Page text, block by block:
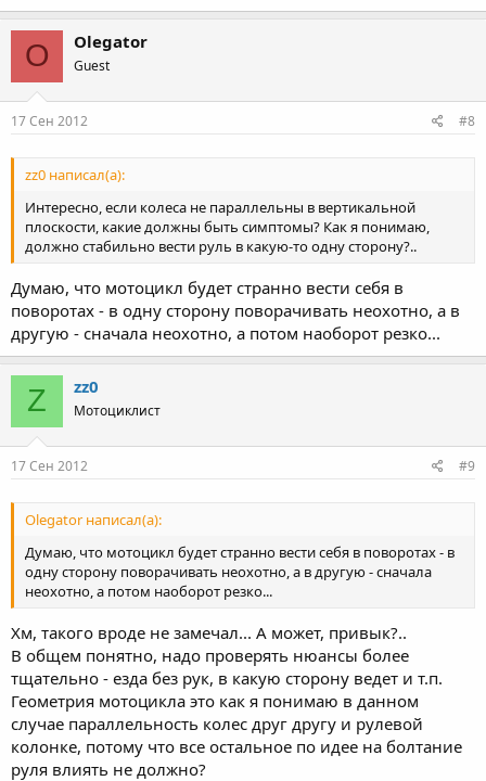
O Olegator
Guest
17 Сен 2012 #8
zz0 написал(а):
Интересно, если колеса не параллельны в вертикальной
плоскости, какие должны быть симптомы? Как я понимаю,
должно стабильно вести руль в какую-то одну сторону?..
Думаю, что мотоцикл будет странно вести себя в
поворотах - в одну сторону поворачивать неохотно, а в
другую - сначала неохотно, а потом наоборот резко...
Z zz0
Мотоциклист
17 Сен 2012 #9
Olegator написал(а):
Думаю, что мотоцикл будет странно вести себя в поворотах - в
одну сторону поворачивать неохотно, а в другую - сначала
неохотно, а потом наоборот резко...
Хм, такого вроде не замечал... А может, привык?..
В общем понятно, надо проверять нюансы более
тщательно - езда без рук, в какую сторону ведет и т.п.
Геометрия мотоцикла это как я понимаю в данном
случае параллельность колес друг другу и рулевой
колонке, потому что все остальное по идее на болтание
руля влиять не должно?